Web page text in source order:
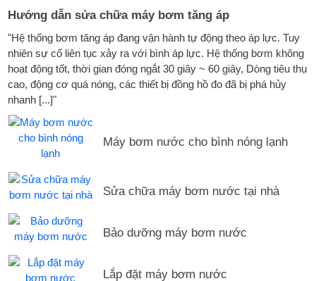
Hướng dẫn sửa chữa máy bơm tăng áp
"Hệ thống bơm tăng áp đang vận hành tự động theo áp lực. Tuy
nhiên sự cố liên tục xảy ra với bình áp lực. Hệ thống bơm không
hoạt động tốt, thời gian đóng ngắt 30 giây ~ 60 giây, Dòng tiêu thụ
cao, động cơ quá nóng, các thiết bị đồng hồ đo đã bị phá hủy
nhanh [...]"
Máy bơm nước cho bình nóng lạnh
Sửa chữa máy bơm nước tại nhà
Bảo dưỡng máy bơm nước
Lắp đặt máy bơm nước